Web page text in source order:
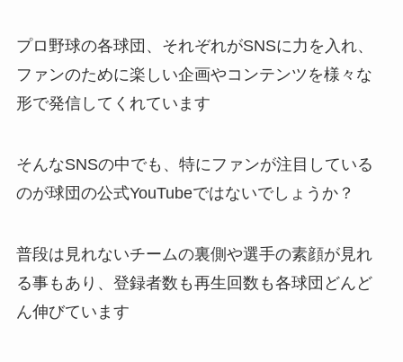
プロ野球の各球団、それぞれがSNSに力を入れ、
ファンのために楽しい企画やコンテンツを様々な
形で発信してくれています
そんなSNSの中でも、特にファンが注目している
のが球団の公式YouTubeではないでしょうか？
普段は見れないチームの裏側や選手の素顔が見れ
る事もあり、登録者数も再生回数も各球団どんど
ん伸びています